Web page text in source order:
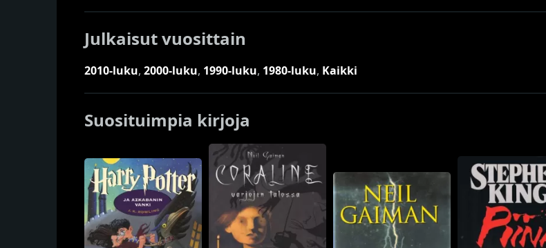
Julkaisut vuosittain
2010-luku, 2000-luku, 1990-luku, 1980-luku, Kaikki
Suosituimpia kirjoja